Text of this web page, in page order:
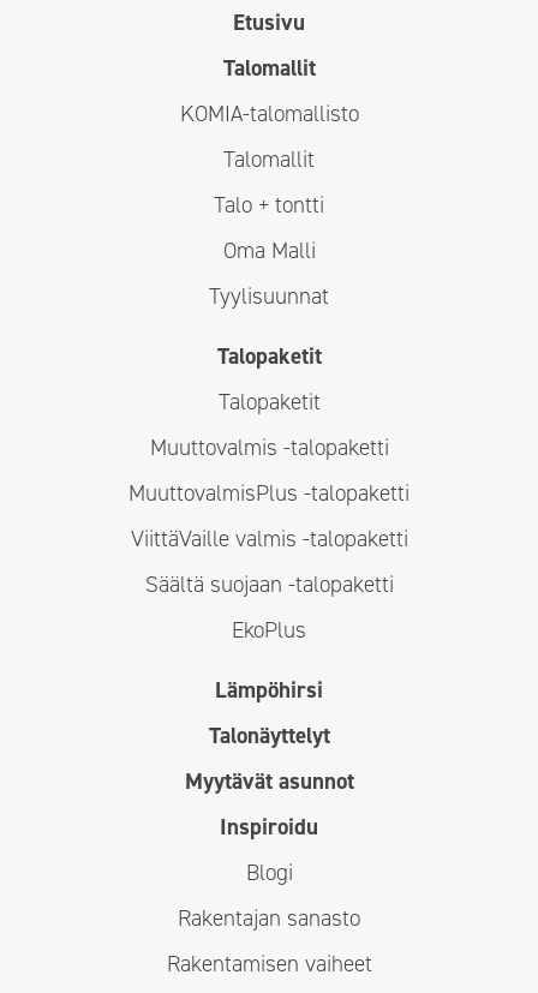
Etusivu
Talomallit
KOMIA-talomallisto
Talomallit
Talo + tontti
Oma Malli
Tyylisuunnat
Talopaketit
Talopaketit
Muuttovalmis -talopaketti
MuuttovalmisPlus -talopaketti
ViittäVaille valmis -talopaketti
Säältä suojaan -talopaketti
EkoPlus
Lämpöhirsi
Talonäyttelyt
Myytävät asunnot
Inspiroidu
Blogi
Rakentajan sanasto
Rakentamisen vaiheet